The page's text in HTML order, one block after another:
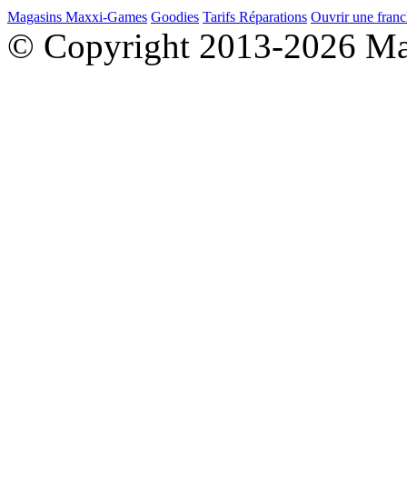
Magasins Maxxi-Games Goodies Tarifs Réparations Ouvrir une
© Copyright 2013-2026